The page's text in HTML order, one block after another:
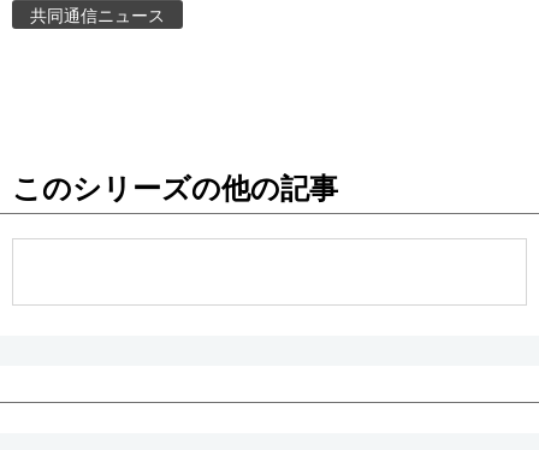
People
公式SNS
共同通信ニュース
このシリーズの他の記事